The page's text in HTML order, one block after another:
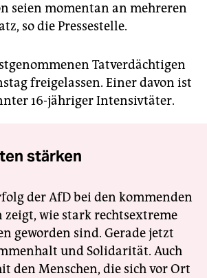
seien momentan an mehreren
so die Pressestelle.
Tatverdächtigen
freigelassen. Einer davon ist
16-jähriger Intensivtäter.
stärken
der AfD bei den kommenden
zeigt, wie stark rechtsextreme
geworden sind. Gerade jetzt
und Solidarität. Auch
den Menschen, die sich vor Ort